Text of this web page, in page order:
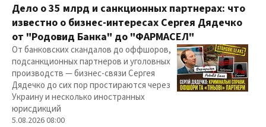
Дело о 35 млрд и санкционных партнерах: что
известно о бизнес-интересах Сергея Дядечко
от "Родовид Банка" до "ФАРМАСЕЛ"
От банковских скандалов до оффшоров,
подсанкционных партнеров и уголовных
производств — бизнес-связи Сергея
Дядечко до сих пор простираются через
Украину и несколько иностранных
юрисдикций
5.08.2026 08:00